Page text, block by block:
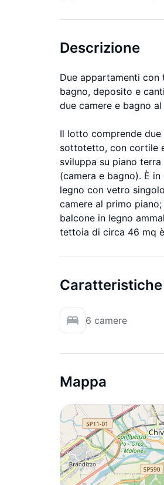
Descrizione
Due appartamenti
bagno, deposito e
due camere e bagno
Il lotto comprende
sottotetto, con cortile
sviluppa su piano
(camera e bagno). È
legno con vetro
camere al primo
balcone in legno
tettoia di circa 46 mq
Caratteristiche
6 camere
Mappa